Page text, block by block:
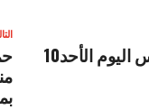
توقعات أحوال الطقس اليوم الأحد10